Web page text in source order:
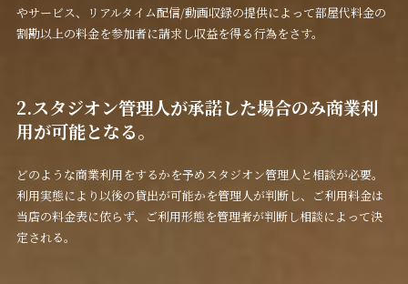
やサービス、リアルタイム配信/動画収録の提供によって部屋代料金の
割勘以上の料金を参加者に請求し収益を得る行為をさす。
2.スタジオン管理人が承諾した場合のみ商業利
用が可能となる。
どのような商業利用をするかを予めスタジオン管理人と相談が必要。
利用実態により以後の貸出が可能かを管理人が判断し、ご利用料金は
当店の料金表に依らず、ご利用形態を管理者が判断し相談によって決
定される。